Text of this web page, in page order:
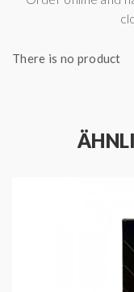
0,6
There is no product